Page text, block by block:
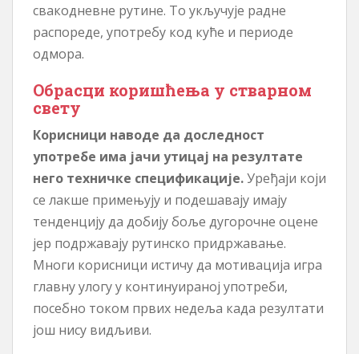
свакодневне рутине. То укључује радне
распореде, употребу код куће и периоде
одмора.
Обрасци коришћења у стварном
свету
Корисници наводе да доследност
употребе има јачи утицај на резултате
него техничке спецификације.Уређаји који
се лакше примењују и подешавају имају
тенденцију да добију боље дугорочне оцене
јер подржавају рутинско придржавање.
Многи корисници истичу да мотивација игра
главну улогу у континуираној употреби,
посебно током првих недеља када резултати
још нису видљиви.